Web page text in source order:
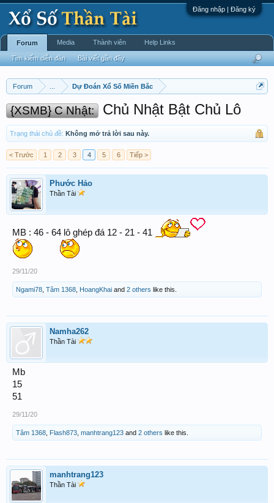
Đăng nhập | Đăng ký
Forum Dự Đoán Xổ Số Miền Bắc
{XSMB} C Nhật: Chủ Nhật Bật Chủ Lô
Trạng thái chủ đề: Không mở trả lời sau này.
< Trước 1 2 3 4 5 6 Tiếp >
Phước Hảo
Thần Tài
MB : 46 - 64 lô ghép đá 12 - 21 - 41
29/11/20
Ngami78 Tâm 1368 HoangKhai and 2 others like this.
Namha262
Thần Tài
Mb
15
51
29/11/20
Tâm 1368 Flash873 manhtrang123 and 2 others like this.
manhtrang123
Thần Tài
Forum
Tìm kiếm diễn đàn Bài viết gần đây
Media Thành viên Help Links